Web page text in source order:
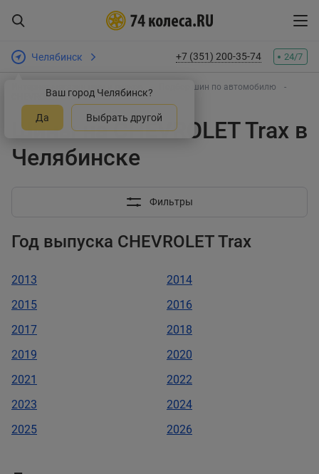
Челябинск
Ваш город Челябинск?
Да Выбрать другой
+7 (351) 200-35-74 24/7
Интернет-магазин шин и дисков
Подбор шин по автомобилю
CHEVROLET
Trax
Шины на CHEVROLET Trax в
Челябинске
Фильтры
Год выпуска CHEVROLET Trax
2013
2014
2015
2016
2017
2018
2019
2020
2021
2022
2023
2024
2025
2026